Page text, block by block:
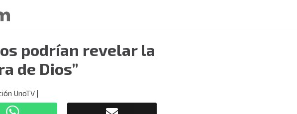
podrían revelar la
de Dios”
UnoTV|